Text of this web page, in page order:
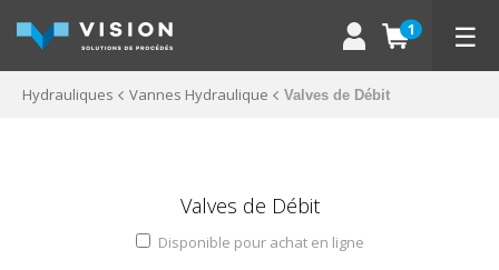
1 ☰
Hydrauliques Vannes Hydraulique Valves de Débit
Valves de Débit
Disponible pour achat en ligne